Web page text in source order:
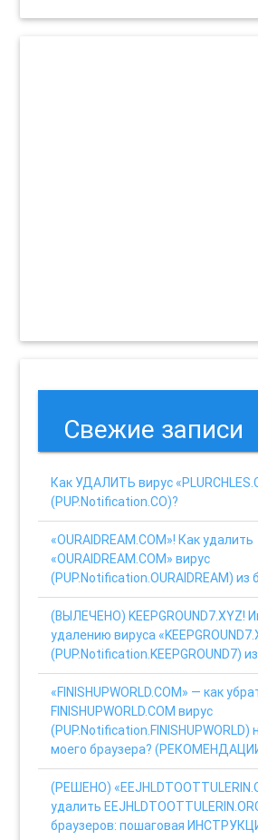
Свежие записи
Как УДАЛИТЬ вирус
(PUP.Notification.CO)?
«OURAIDREAM.COM»! Как удалить
«OURAIDREAM.COM» вирус
(PUP.Notification.OURAIDREAM) из
(ВЫЛЕЧЕНО) KEEPGROUND7.XYZ!
удалению вируса
(PUP.Notification.KEEPGROUND7)
«FINISHUPWORLD.COM» — как
FINISHUPWORLD.COM вирус
(PUP.Notification.FINISHUPWORLD)
моего браузера?
(РЕШЕНО)
удалить
браузеров: пошаговая